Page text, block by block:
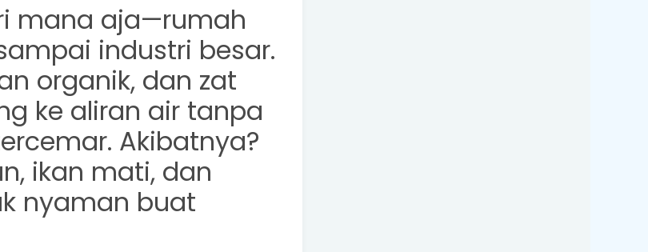
mana aja—rumah
industri besar.
organik, dan zat
ke aliran air tanpa
Akibatnya?
ikan mati, dan
nyaman buat